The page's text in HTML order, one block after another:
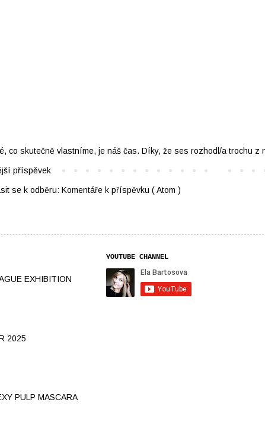
co skutečně vlastníme, je náš čas. Díky, že ses rozhodl/a trochu z
příspěvek
se k odběru: Komentáře k příspěvku ( Atom )
EXHIBITION
2025
PULP MASCARA
YOUTUBE CHANNEL